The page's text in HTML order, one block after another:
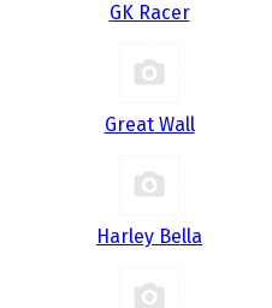
GK Racer
Great Wall
Harley Bella